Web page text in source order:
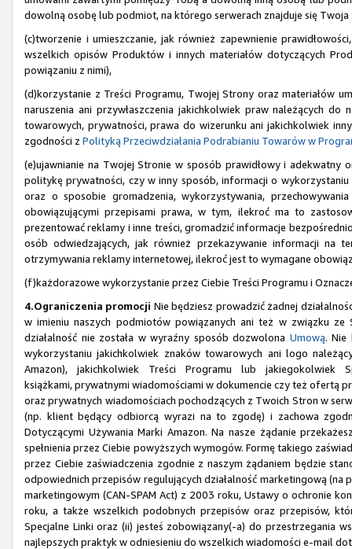
dowolną osobę lub podmiot, na którego serwerach znajduje się
(c)tworzenie i umieszczanie, jak również zapewnienie
wszelkich opisów Produktów i innych materiałów dotyczących
powiązaniu z nimi),
(d)korzystanie z Treści Programu, Twojej Strony oraz materiałów
naruszenia ani przywłaszczenia jakichkolwiek praw należących
towarowych, prywatności, prawa do wizerunku ani jakichkolwiek
zgodności z Polityką Przeciwdziałania Podrabianiu Towarów w
(e)ujawnianie na Twojej Stronie w sposób prawidłowy i adekwatny
politykę prywatności, czy w inny sposób, informacji o
oraz o sposobie gromadzenia, wykorzystywania,
obowiązującymi przepisami prawa, w tym, ilekroć ma to
prezentować reklamy i inne treści, gromadzić informacje
osób odwiedzających, jak również przekazywanie informacji na
otrzymywania reklamy internetowej, ilekroć jest to wymagane
(f)każdorazowe wykorzystanie przez Ciebie Treści Programu i
4.Ograniczenia promocji Nie będziesz prowadzić żadnej
w imieniu naszych podmiotów powiązanych ani też w związku ze
działalność nie została w wyraźny sposób dozwolona Umową. Nie
wykorzystaniu jakichkolwiek znaków towarowych ani logo
Amazon), jakichkolwiek Treści Programu lub jakiegokolwiek
książkami, prywatnymi wiadomościami w dokumencie czy też ofertą
oraz prywatnych wiadomościach pochodzących z Twoich Stron w
(np. klient będący odbiorcą wyrazi na to zgodę) i zachowa
Dotyczącymi Używania Marki Amazon. Na nasze żądanie
spełnienia przez Ciebie powyższych wymogów. Formę takiego
przez Ciebie zaświadczenia zgodnie z naszym żądaniem będzie
odpowiednich przepisów regulujących działalność marketingową (na
marketingowym (CAN-SPAM Act) z 2003 roku, Ustawy o ochronie
roku, a także wszelkich podobnych przepisów oraz przepisów,
Specjalne Linki oraz (ii) jesteś zobowiązany(-a) do przestrzegania
najlepszych praktyk w odniesieniu do wszelkich wiadomości e-mail